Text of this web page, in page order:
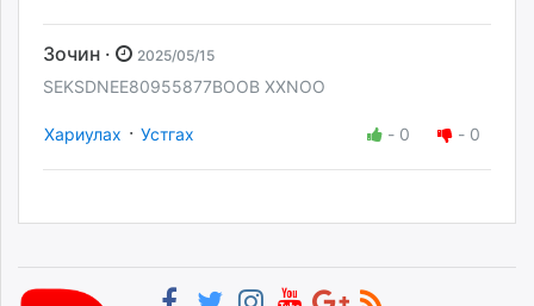
Зочин · 2025/05/15
SEKSDNEE80955877BOOB XXNOO
Хариулах · Устгах - 0 - 0